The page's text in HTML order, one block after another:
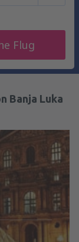
Flug
Banja Luka